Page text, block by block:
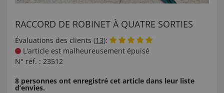
RACCORD DE ROBINET À QUATRE SORTIES
Évaluations des clients (13):
L'article est malheureusement épuisé
N° réf. : 23512
8 personnes ont enregistré cet article dans leur liste
d’envies.